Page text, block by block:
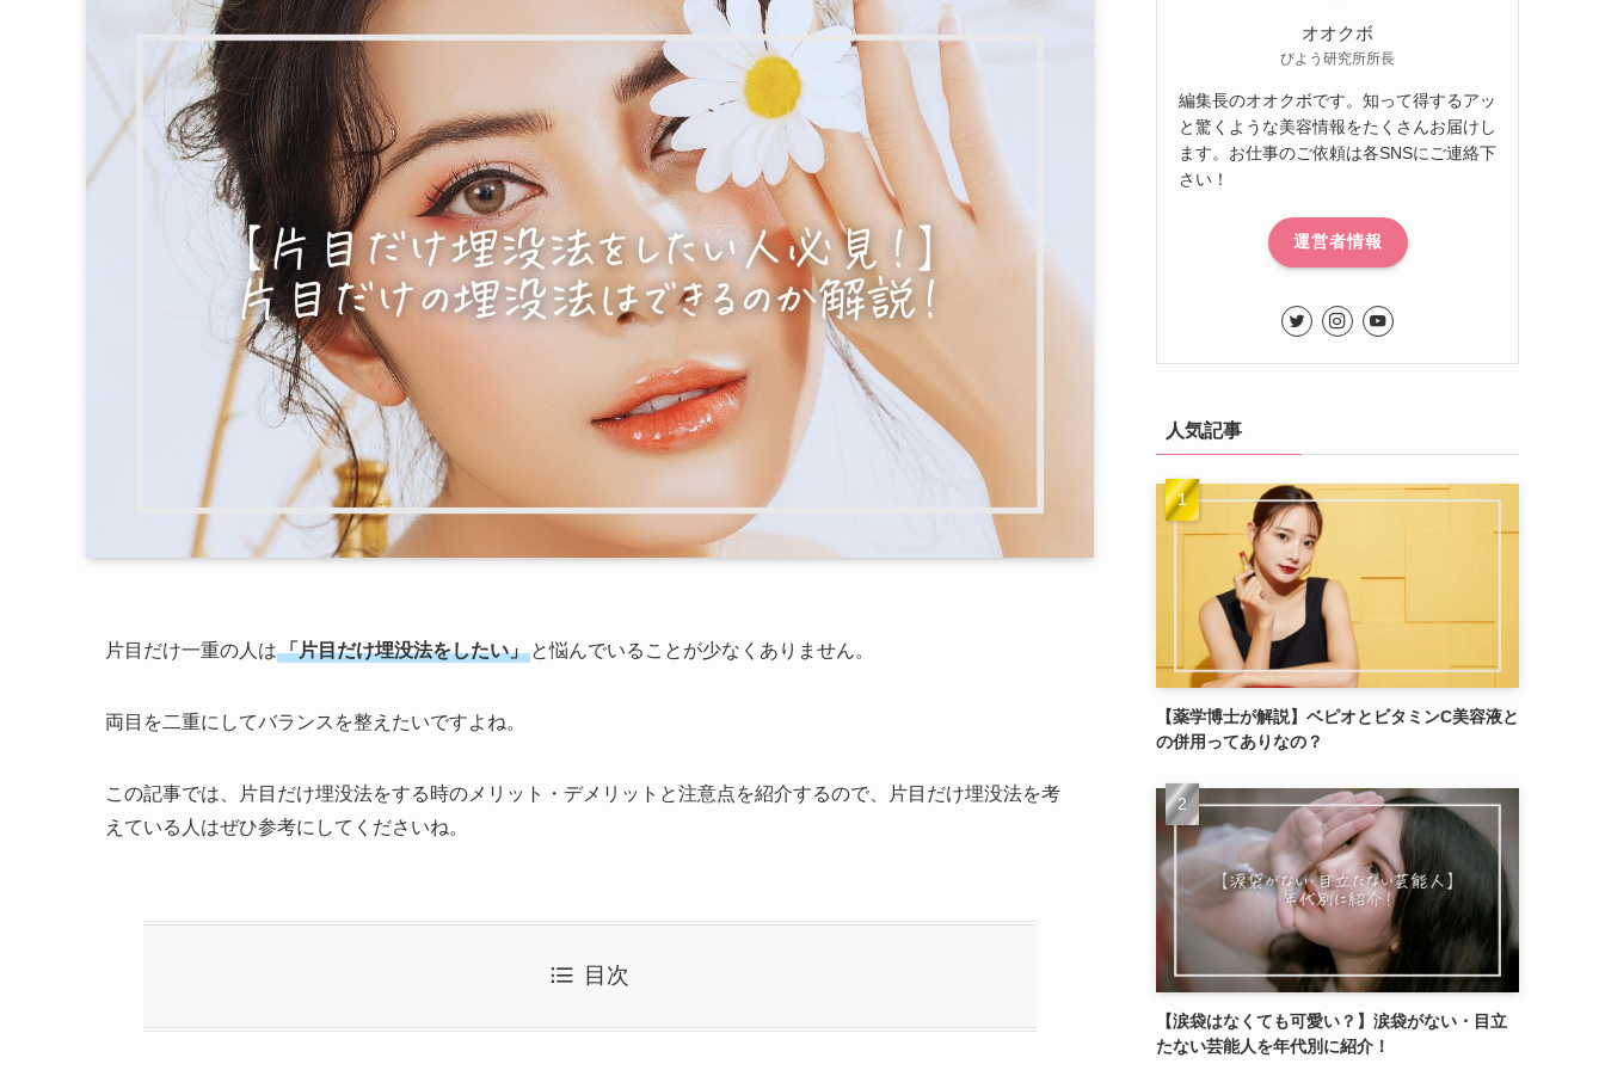
片目だけ一重の人は「片目だけ埋没法をしたい」 と悩んでいることが少なくありません。
両目を二重にしてバランスを整えたいですよね。
この記事では、片目だけ埋没法をする時のメリット・デメリットと注意点を紹介するので、片目だけ埋没法を考
えている人はぜひ参考にしてくださいね。
目次
オオクボ
びよう研究所所長
編集長のオオクボです。知って得するアッ
と驚くような美容情報をたくさんお届けし
ます。お仕事のご依頼は各SNSにご連絡下
さい！
運営者情報
人気記事
【薬学博士が解説】ベピオとビタミンC美容液と
の併用ってありなの？
【涙袋はなくても可愛い？】涙袋がない・目立
たない芸能人を年代別に紹介！